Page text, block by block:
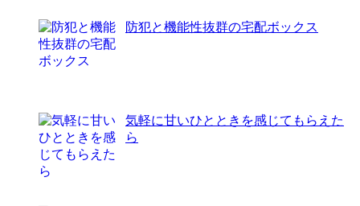
防犯と機能性抜群の宅配ボックス
気軽に甘いひとときを感じてもらえた
ら